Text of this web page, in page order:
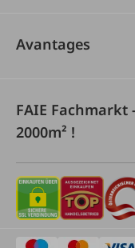
Avantages
FAIE Fachmarkt
2000m² !